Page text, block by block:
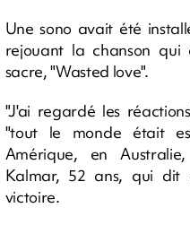
Une sono avait été
rejouant la chanson
sacre, "Wasted love".
"J'ai regardé les
"tout le monde était
Amérique, en
Kalmar, 52 ans, qui dit
victoire.